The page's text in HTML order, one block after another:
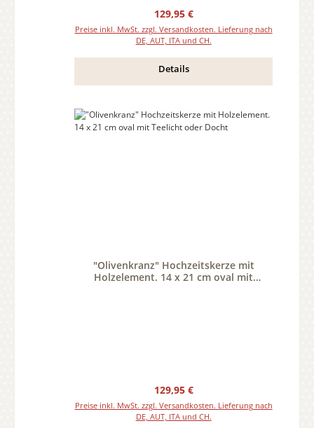
Regulärer Preis:
129,95 €
Preise inkl. MwSt. zzgl. Versandkosten. Lieferung nach
DE, AUT, ITA und CH.
Details
"Olivenkranz" Hochzeitskerze mit
Holzelement. 14 x 21 cm oval mit
Regulärer Preis:
129,95 €
Preise inkl. MwSt. zzgl. Versandkosten. Lieferung nach
DE, AUT, ITA und CH.